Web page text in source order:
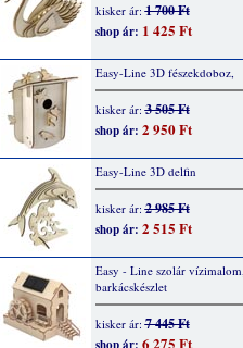
kisker ár:1 700 Ft
shop ár: 1 425 Ft
Easy-Line 3D fészekdoboz,
kisker ár:3 505 Ft
shop ár: 2 950 Ft
Easy-Line 3D delfin
kisker ár:2 985 Ft
shop ár: 2 515 Ft
Easy - Line szolár
barkácskészlet
kisker ár:7 445 Ft
6 275 Ft